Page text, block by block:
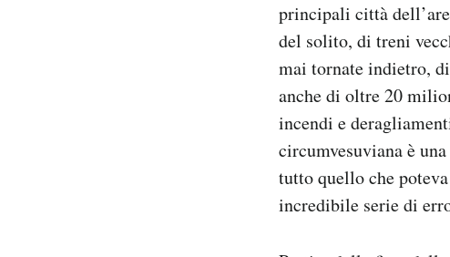
principali città
del solito, di treni
mai tornate indietro,
anche di oltre 20
incendi e
circumvesuviana è
tutto quello che
incredibile serie di